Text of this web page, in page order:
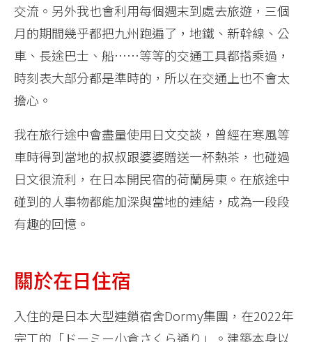
交流。另外我也會利用每個週末到處去旅遊，三個
月的期間幾乎都把九州跑遍了，地鐵、新幹線、公
車、長途巴士、船……等等的交通工具都搭乘過，
時刻表大部分都是準時的，所以在交通上也不會太
擔心。
我在旅行途中會盡量使用日文交談，曾經在寒風等
車時得到當地的叔叔跟婆婆贈送一杯熱茶，也碰過
日文很流利，在日本開民宿的荷蘭房東。在旅途中
碰到的人事物都能加深與當地的連結，成為一段段
有趣的回憶。
關於在日住宿
入住的是日本大型連鎖宿舍‎Dormy集團，在2022年
完工的「ドーミー小倉さくら通り」。建築本身以